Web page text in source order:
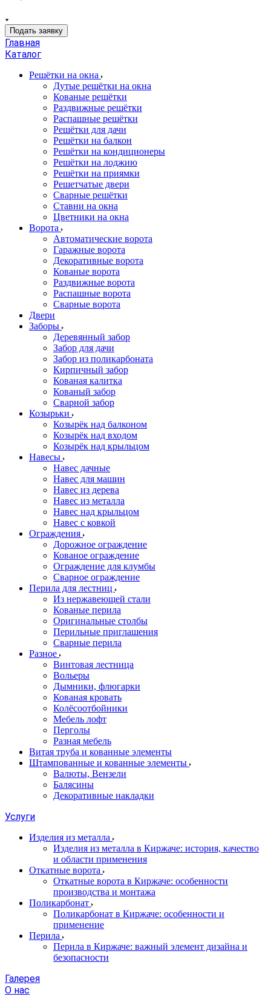
Подать заявку
Главная
Каталог
Решётки на окна
Дутые решётки на окна
Кованые решётки
Раздвижные решётки
Распашные решётки
Решётки для дачи
Решётки на балкон
Решётки на кондиционеры
Решётки на лоджию
Решётки на приямки
Решетчатые двери
Сварные решётки
Ставни на окна
Цветники на окна
Ворота
Автоматические ворота
Гаражные ворота
Декоративные ворота
Кованые ворота
Раздвижные ворота
Распашные ворота
Сварные ворота
Двери
Заборы
Деревянный забор
Забор для дачи
Забор из поликарбоната
Кирпичный забор
Кованая калитка
Кованый забор
Сварной забор
Козырьки
Козырёк над балконом
Козырёк над входом
Козырёк над крыльцом
Навесы
Навес дачные
Навес для машин
Навес из дерева
Навес из металла
Навес над крыльцом
Навес с ковкой
Ограждения
Дорожное ограждение
Кованое ограждение
Ограждение для клумбы
Сварное ограждение
Перила для лестниц
Из нержавеющей стали
Кованые перила
Оригинальные столбы
Перильные приглашения
Сварные перила
Разное
Винтовая лестница
Вольеры
Дымники, флюгарки
Кованая кровать
Колёсоотбойники
Мебель лофт
Перголы
Разная мебель
Витая труба и кованные элементы
Штампованные и кованные элементы
Валюты, Вензели
Балясины
Декоративные накладки
Услуги
Изделия из металла
Изделия из металла в Киржаче: история, качество
и области применения
Откатные ворота
Откатные ворота в Киржаче: особенности
производства и монтажа
Поликарбонат
Поликарбонат в Киржаче: особенности и
применение
Перила
Перила в Киржаче: важный элемент дизайна и
безопасности
Галерея
О нас